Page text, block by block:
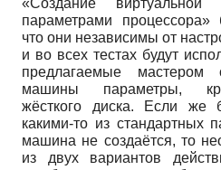
параметрами процессора»
что они независимы от
и во всех тестах будут
предлагаемые мастером
машины параметры,
жёсткого диска. Если же
какими-то из стандартных
машина не создаётся, то
из двух вариантов